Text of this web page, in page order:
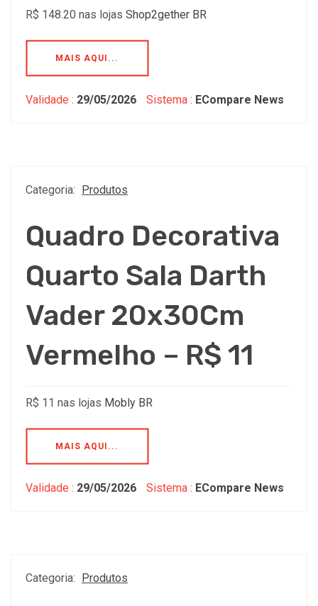
R$ 148.20 nas lojas Shop2gether BR
MAIS AQUI...
Validade : 29/05/2026 Sistema : ECompare News
Categoria: Produtos
Quadro Decorativa
Quarto Sala Darth
Vader 20x30Cm
Vermelho – R$ 11
R$ 11 nas lojas Mobly BR
MAIS AQUI...
Validade : 29/05/2026 Sistema : ECompare News
Categoria: Produtos